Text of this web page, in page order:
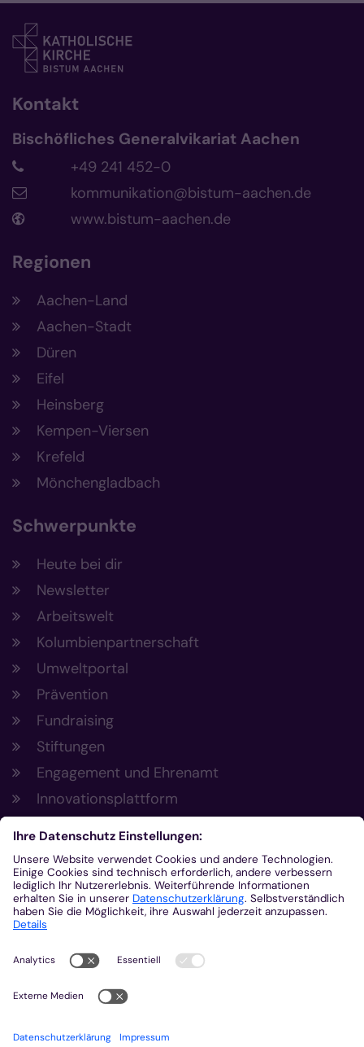
Kontakt
Bischöfliches Generalvikariat Aachen
+49 241 452-0
kommunikation@bistum-aachen.de
www.bistum-aachen.de
Regionen
Aachen-Land
Aachen-Stadt
Düren
Eifel
Heinsberg
Kempen-Viersen
Krefeld
Mönchengladbach
Schwerpunkte
Heute bei dir
Newsletter
Arbeitswelt
Kolumbienpartnerschaft
Umweltportal
Prävention
Fundraising
Stiftungen
Engagement und Ehrenamt
Innovationsplattform
Aus der Plattform
Nachrichten
Veranstaltungen
Gottesdienste
Stellenangebote
Kirchenzeitung
Amtsblatt (Kirchlicher Anzeiger)
Rechtsdatenbank